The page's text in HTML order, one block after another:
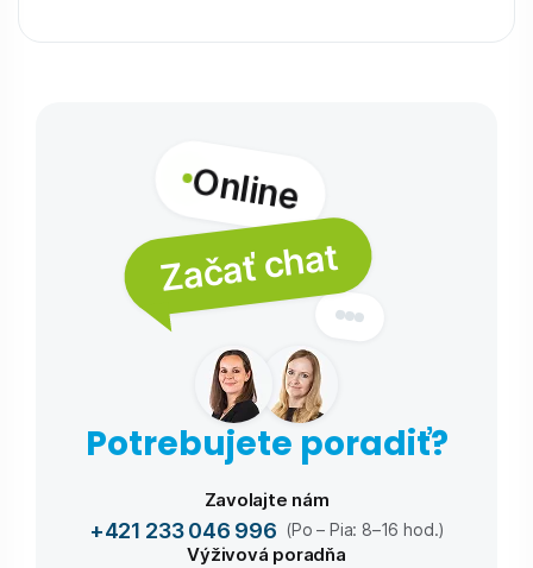
Online
Začať chat
Potrebujete poradiť?
Zavolajte nám
+421 233 046 996 (Po – Pia: 8–16 hod.)
Výživová poradňa